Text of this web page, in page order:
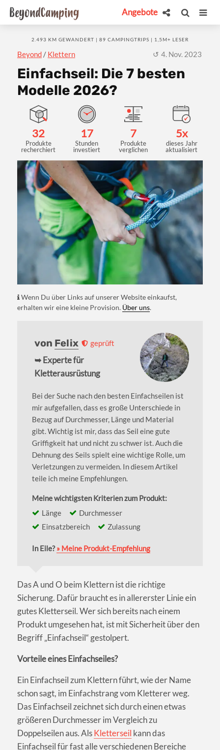
Angebote
Beyond / Klettern
2.493 KM GEWANDERT | 89 CAMPINGTRIPS | 1,5M+ LESER
4. Nov. 2023
Einfachseil: Die 7 besten
Modelle 2026?
32
Produkte
recherchiert
17
Stunden
investiert
7
Produkte
verglichen
5x
dieses Jahr
aktualisiert
Wenn Du über Links auf unserer Website einkaufst,
erhalten wir eine kleine Provision. Über uns.
von Felix geprüft
➥ Experte für
Kletterausrüstung
Bei der Suche nach den besten Einfachseilen ist
mir aufgefallen, dass es große Unterschiede in
Bezug auf Durchmesser, Länge und Material
gibt. Wichtig ist mir, dass das Seil eine gute
Griffigkeit hat und nicht zu schwer ist. Auch die
Dehnung des Seils spielt eine wichtige Rolle, um
Verletzungen zu vermeiden. In diesem Artikel
teile ich meine Empfehlungen.
Meine wichtigsten Kriterien zum Produkt:
Länge
Durchmesser
Einsatzbereich
Zulassung
In Eile?» Meine Produkt-Empfehlung
Das A und O beim Klettern ist die richtige
Sicherung. Dafür braucht es in allererster Linie ein
gutes Kletterseil. Wer sich bereits nach einem
Produkt umgesehen hat, ist mit Sicherheit über den
Begriff „Einfachseil“ gestolpert.
Vorteile eines Einfachseiles?
Ein Einfachseil zum Klettern führt, wie der Name
schon sagt, im Einfachstrang vom Kletterer weg.
Das Einfachseil zeichnet sich durch einen etwas
größeren Durchmesser im Vergleich zu
Doppelseilen aus. AlsKletterseil kann das
Einfachseil für fast alle verschiedenen Bereiche